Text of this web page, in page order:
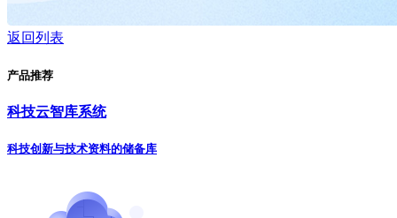
返回列表
产品推荐
科技云智库系统
科技创新与技术资料的储备库